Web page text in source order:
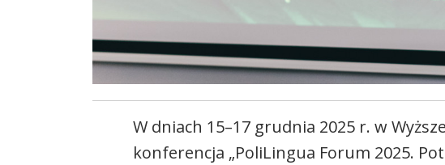
W dniach 15–17 grudnia 2025 r. w
konferencja „PoliLingua Forum 2025.